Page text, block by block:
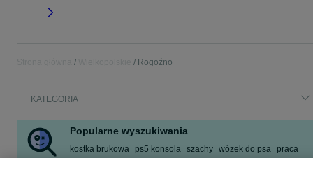
Rogoźno
KATEGORIA
Popularne wyszukiwania
kostka brukowa ps5 konsola szachy wózek do psa
praca